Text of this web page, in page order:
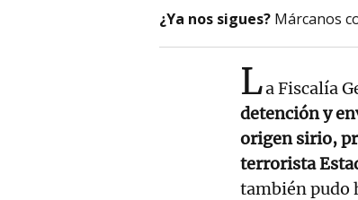
¿Ya nos sigues? Márcanos
La Fiscalía
detención y
origen sirio,
terrorista
también pudo